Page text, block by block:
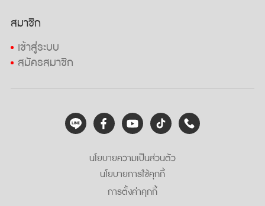
สมาชิก
เข้าสู่ระบบ
สมัครสมาชิก
นโยบายความเป็นส่วนตัว
นโยบายการใช้คุกกี้
การตั้งค่าคุกกี้